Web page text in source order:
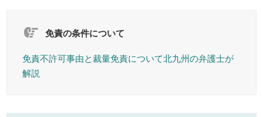
免責の条件について
免責不許可事由と裁量免責について北九州の弁護士が
解説